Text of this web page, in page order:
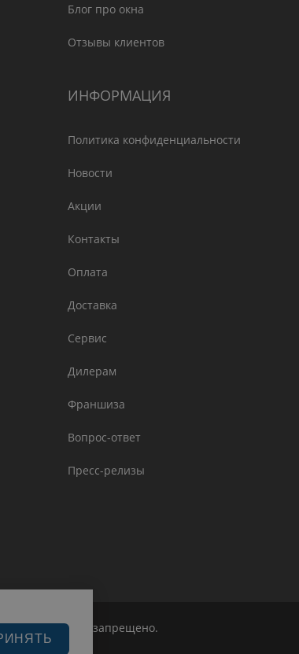
Блог про окна
Отзывы клиентов
ИНФОРМАЦИЯ
Политика конфиденциальности
Новости
Акции
Контакты
Оплата
Доставка
Сервис
Дилерам
Франшиза
Вопрос-ответ
Пресс-релизы
информации запрещено.